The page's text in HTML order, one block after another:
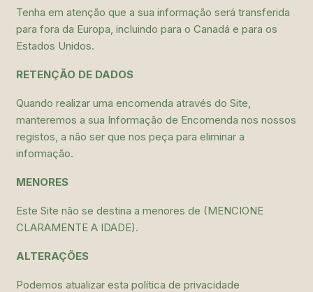
Tenha em atenção que a sua informação será transferida
para fora da Europa, incluindo para o Canadá e para os
Estados Unidos.
RETENÇÃO DE DADOS
Quando realizar uma encomenda através do Site,
manteremos a sua Informação de Encomenda nos nossos
registos, a não ser que nos peça para eliminar a
informação.
MENORES
Este Site não se destina a menores de (MENCIONE
CLARAMENTE A IDADE).
ALTERAÇÕES
Podemos atualizar esta política de privacidade